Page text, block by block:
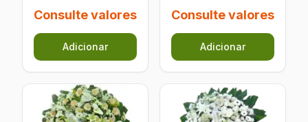
Consulte valores
Adicionar
Consulte valores
Adicionar